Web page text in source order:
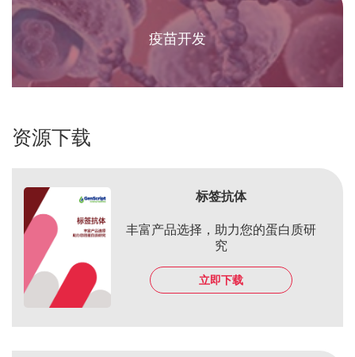
疫苗开发
资源下载
标签抗体
丰富产品选择，助力您的蛋白质研
究
立即下载